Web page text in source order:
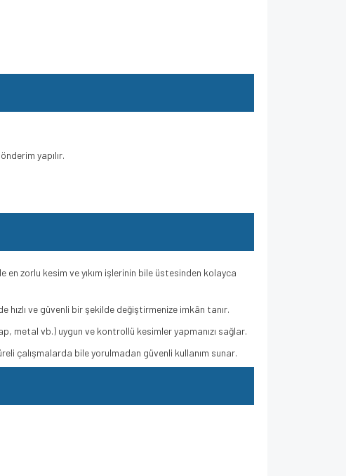
yapılır.
zorlu kesim ve yıkım işlerinin bile üstesinden kolayca
ve güvenli bir şekilde değiştirmenize imkân tanır.
metal vb.) uygun ve kontrollü kesimler yapmanızı sağlar.
çalışmalarda bile yorulmadan güvenli kullanım sunar.